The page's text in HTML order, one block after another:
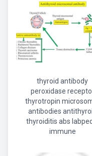
thyroid antibody
peroxidase
thyrotropin
antibodies
thyroiditis abs
immune